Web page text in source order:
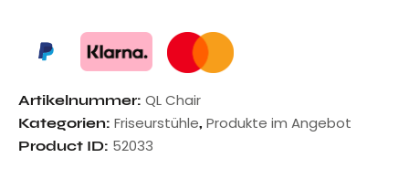
Artikelnummer: QL Chair
Kategorien: Friseurstühle, Produkte im Angebot
Product ID: 52033